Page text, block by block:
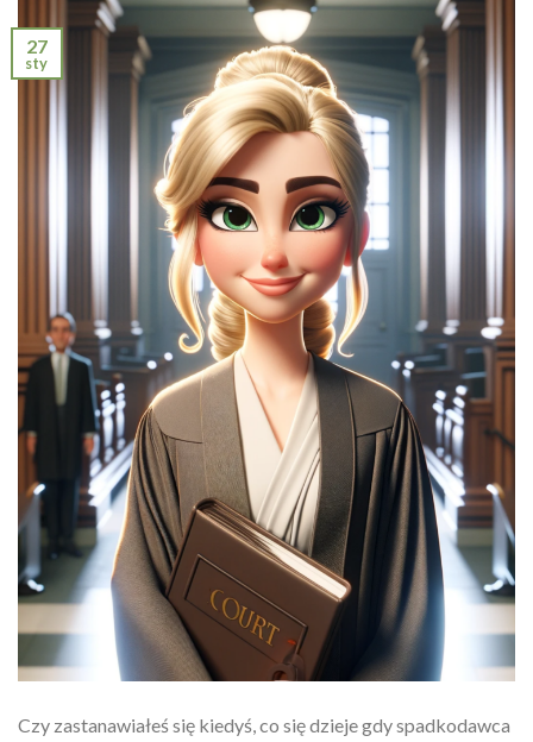
27
sty
Czy zastanawiałeś się kiedyś, co się dzieje gdy spadkodawca